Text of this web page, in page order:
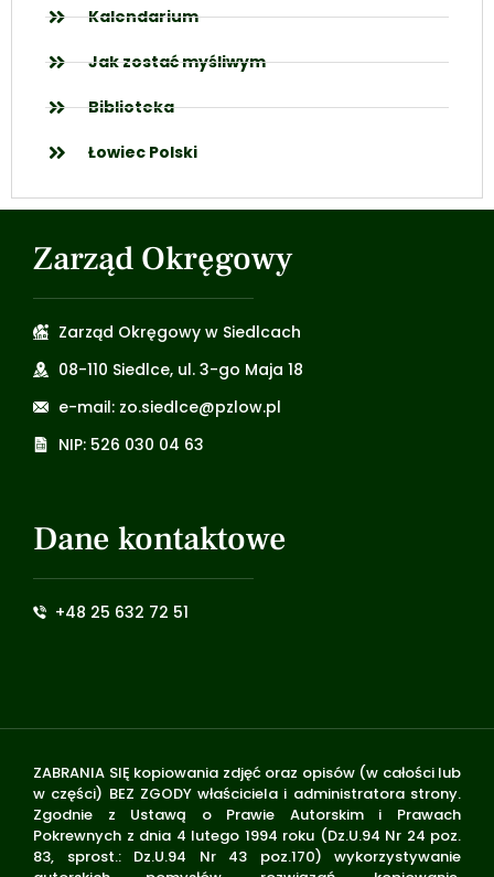
Kalendarium
Jak zostać myśliwym
Biblioteka
Łowiec Polski
Zarząd Okręgowy
Zarząd Okręgowy w Siedlcach
08-110 Siedlce, ul. 3-go Maja 18
e-mail: zo.siedlce@pzlow.pl
NIP: 526 030 04 63
Dane kontaktowe
+48 25 632 72 51
ZABRANIA SIĘ kopiowania zdjęć oraz opisów (w całości lub
w części) BEZ ZGODY właściciela i administratora strony.
Zgodnie z Ustawą o Prawie Autorskim i Prawach
Pokrewnych z dnia 4 lutego 1994 roku (Dz.U.94 Nr 24 poz.
83, sprost.: Dz.U.94 Nr 43 poz.170) wykorzystywanie